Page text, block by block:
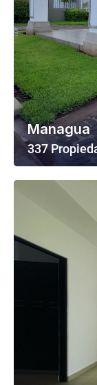
Managua
337
Ver Todas